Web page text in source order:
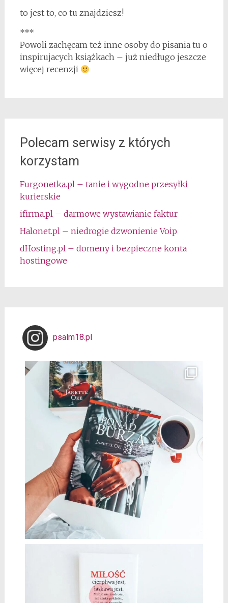
to jest to, co tu znajdziesz!
***
Powoli zachęcam też inne osoby do pisania tu o
inspirujacych książkach – już niedługo jeszcze
więcej recenzji
Polecam serwisy z których
korzystam
Furgonetka.pl – tanie i wygodne przesyłki
kurierskie
ifirma.pl – darmowe wystawianie faktur
Halonet.pl – niedrogie dzwonienie Voip
dHosting.pl – domeny i bezpieczne konta
hostingowe
psalm18.pl